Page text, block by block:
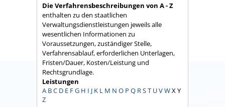
Die Verfahrensbeschreibungen von A - Z
enthalten zu den staatlichen
Verwaltungsdienstleistungen jeweils alle
wesentlichen Informationen zu
Voraussetzungen, zuständiger Stelle,
Verfahrensablauf, erforderlichen Unterlagen,
Fristen/Dauer, Kosten/Leistung und
Rechtsgrundlage.
Leistungen
A BC D E FG H I J K L M N O P Q RST UVWX Y
Z